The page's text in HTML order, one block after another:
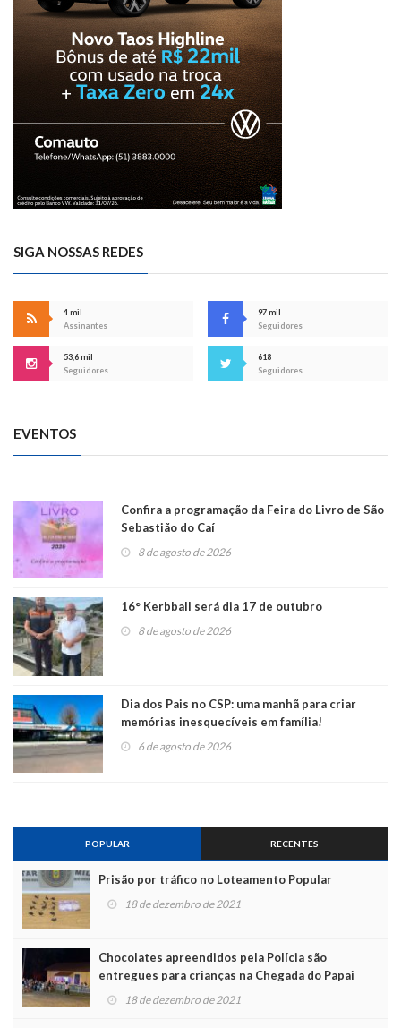
SIGA NOSSAS REDES
4 mil
Assinantes
97 mil
Seguidores
53,6 mil
Seguidores
618
Seguidores
EVENTOS
Confira a programação da Feira do Livro de São
Sebastião do Caí
8 de agosto de 2026
16° Kerbball será dia 17 de outubro
8 de agosto de 2026
Dia dos Pais no CSP: uma manhã para criar
memórias inesquecíveis em família!
6 de agosto de 2026
POPULAR RECENTES
Prisão por tráfico no Loteamento Popular
18 de dezembro de 2021
Chocolates apreendidos pela Polícia são
entregues para crianças na Chegada do Papai
Noel
18 de dezembro de 2021